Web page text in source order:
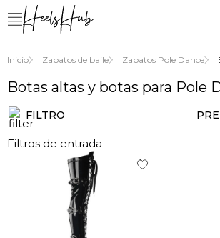
nosotros
Inicio Zapatos de baile Zapatos Pole Dance
Botas altas y botas para Pole
FILTRO
Filtros de entrada